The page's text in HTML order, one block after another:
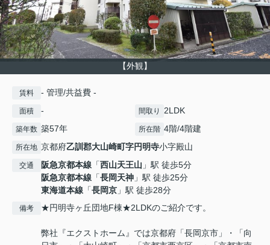
【外観】
賃料 - 管理/共益費 -
面積 - 間取り 2LDK
築年数 築57年 所在階 4階/4階建
所在地 京都府乙訓郡大山崎町字円明寺小字殿山
交通 阪急京都本線 「西山天王山 」駅 徒歩5分
阪急京都本線 「長岡天神 」駅 徒歩25分
東海道本線 「長岡京 」駅 徒歩28分
備考 ★円明寺ヶ丘団地F棟★2LDKのご紹介です。
弊社『エクストホーム』では京都府「長岡京市」・「向